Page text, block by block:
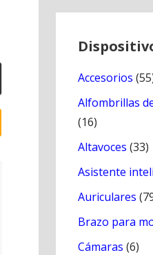
Accesorios
Alfombrillas
(16)
Altavoces (33)
Asistente
Auriculares
Brazo para
Cámaras (6)